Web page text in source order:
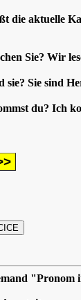
die aktuelle
Sie? Wir
sie? Sie sind
du? Ich
"Pronom